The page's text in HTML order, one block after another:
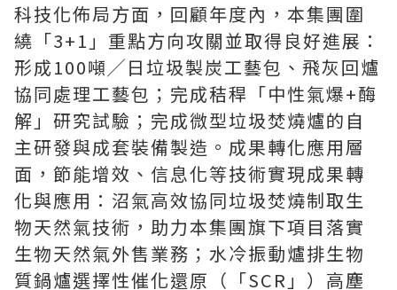
科技化佈局方面，回顧年度內，本集團圍
繞「3+1」重點方向攻關並取得良好進展：
形成100噸╱日垃圾製炭工藝包、飛灰回爐
協同處理工藝包；完成秸稈「中性氣爆+酶
解」研究試驗；完成微型垃圾焚燒爐的自
主研發與成套裝備製造。成果轉化應用層
面，節能增效、信息化等技術實現成果轉
化與應用：沼氣高效協同垃圾焚燒制取生
物天然氣技術，助力本集團旗下項目落實
生物天然氣外售業務；水冷振動爐排生物
質鍋爐選擇性催化還原（「SCR」）高塵